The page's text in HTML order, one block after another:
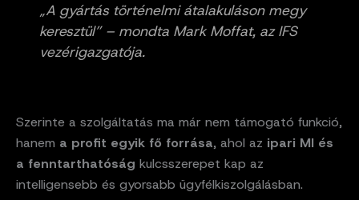
„A gyártás történelmi átalakuláson megy
keresztül” – mondta Mark Moffat, az IFS
vezérigazgatója.
Szerinte a szolgáltatás ma már nem támogató funkció,
hanem a profit egyik fő forrása, ahol az ipari MI és
a fenntarthatóság kulcsszerepet kap az
intelligensebb és gyorsabb ügyfélkiszolgálásban.